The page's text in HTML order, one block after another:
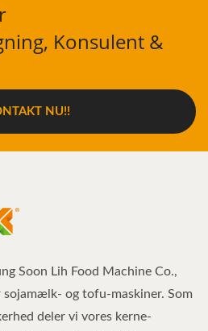
Konsulent &
NU!!
Soon Lih Food Machine Co.,
sojamælk- og tofu-maskiner. Som
deler vi vores kerne-